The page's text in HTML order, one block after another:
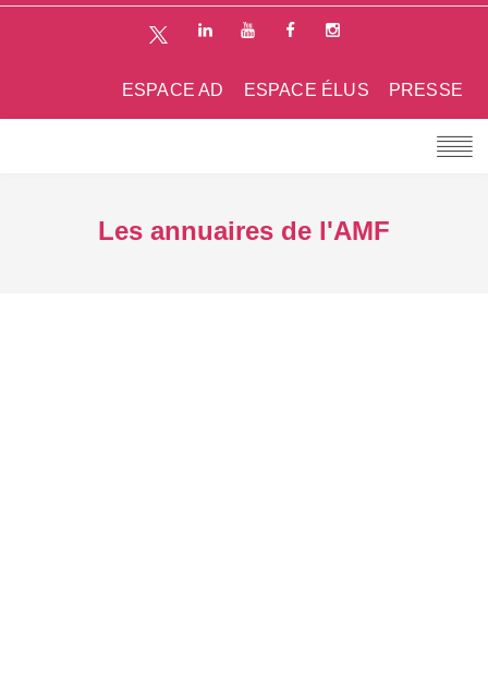
PRESSE
ESPACE ÉLUS
ESPACE AD
Les annuaires de l'AMF